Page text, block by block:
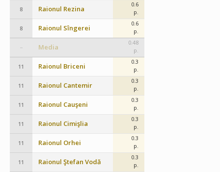
8 Raionul Rezina
0.6
p.
8 Raionul Sîngerei
0.6
p.
– Media
0.48
p.
11 Raionul Briceni
0.3
p.
11 Raionul Cantemir
0.3
p.
11 Raionul Cauşeni
0.3
p.
11 Raionul Cimişlia
0.3
p.
11 Raionul Orhei
0.3
p.
11 Raionul Ştefan Vodă
0.3
p.